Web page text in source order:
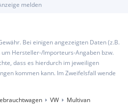
melden
Bei einigen angezeigten Daten (z.B.
Hersteller-/Importeurs-Angaben bzw.
dass es hierdurch im jeweiligen
kommen kann. Im Zweifelsfall wende
VW Multivan